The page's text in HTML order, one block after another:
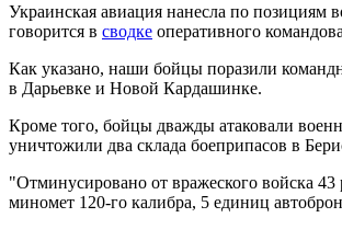
Украинская авиация нанесла по позициям
говорится в сводке оперативного
Как указано, наши бойцы поразили
в Дарьевке и Новой Кардашинке.
Кроме того, бойцы дважды атаковали
уничтожили два склада боеприпасов в
"Отминусировано от вражеского войска
миномет 120-го калибра, 5 единиц